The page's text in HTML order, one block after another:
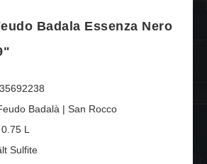
Badala Essenza Nero
Badalà | San Rocco
0.75 L
Sulfite